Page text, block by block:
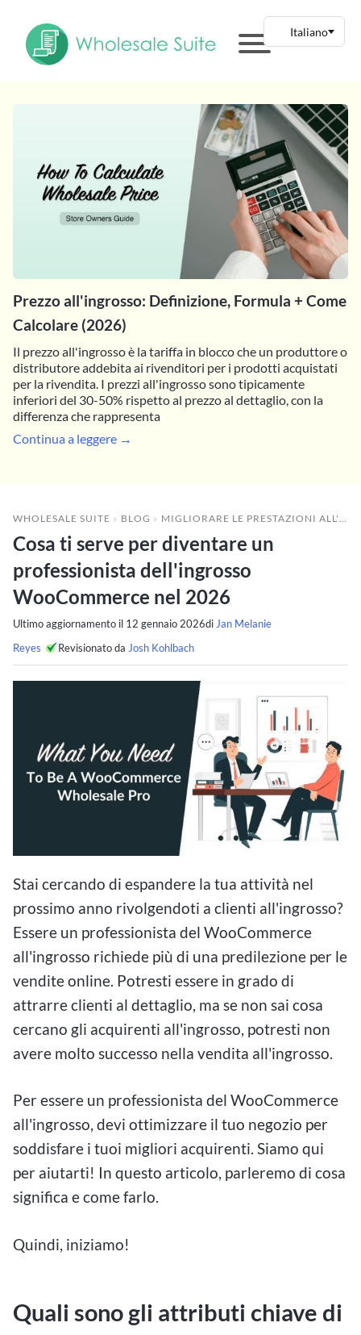
Prezzo all'ingrosso: Definizione, Formula + Come
Calcolare (2026)
Il prezzo all'ingrosso è la tariffa in blocco che un produttore o
distributore addebita ai rivenditori per i prodotti acquistati
per la rivendita. I prezzi all'ingrosso sono tipicamente
inferiori del 30-50% rispetto al prezzo al dettaglio, con la
differenza che rappresenta
Continua a leggere →
WHOLESALE SUITE » BLOG » MIGLIORARE LE PRESTAZIONI ALL'INGROSSO
Cosa ti serve per diventare un
professionista dell'ingrosso
WooCommerce nel 2026
Ultimo aggiornamento il 12 gennaio 2026di Jan Melanie
Reyes
Revisionato da Josh Kohlbach
Stai cercando di espandere la tua attività nel
prossimo anno rivolgendoti a clienti all'ingrosso?
Essere un professionista del WooCommerce
all'ingrosso richiede più di una predilezione per le
vendite online. Potresti essere in grado di
attrarre clienti al dettaglio, ma se non sai cosa
cercano gli acquirenti all'ingrosso, potresti non
avere molto successo nella vendita all'ingrosso.
Per essere un professionista del WooCommerce
all'ingrosso, devi ottimizzare il tuo negozio per
soddisfare i tuoi migliori acquirenti. Siamo qui
per aiutarti! In questo articolo, parleremo di cosa
significa e come farlo.
Quindi, iniziamo!
Quali sono gli attributi chiave di